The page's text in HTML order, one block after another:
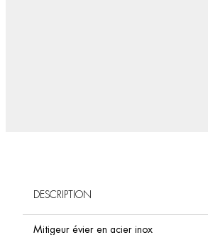
DESCRIPTION
Mitigeur évier en acier inox